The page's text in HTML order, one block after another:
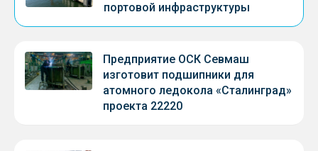
портовой инфраструктуры
Предприятие ОСК Севмаш
изготовит подшипники для
атомного ледокола «Сталинград»
проекта 22220